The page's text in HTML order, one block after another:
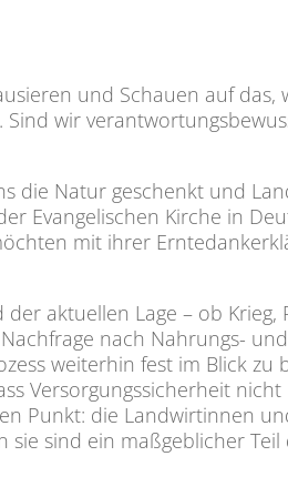
und Schauen auf das,
wir
die Natur geschenkt und
Evangelischen Kirche in
mit ihrer
aktuellen Lage – ob Krieg,
nach Nahrungs-
weiterhin fest im Blick zu
Versorgungssicherheit nicht
Punkt: die Landwirtinnen
sind ein maßgeblicher Teil